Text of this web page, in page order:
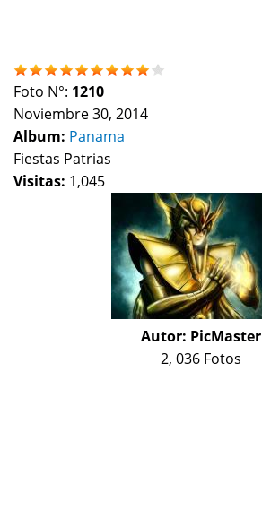
Foto N°: 1210
Noviembre 30, 2014
Album: Panama
Fiestas Patrias
Visitas: 1,045
Autor: PicMaster
2, 036 Fotos